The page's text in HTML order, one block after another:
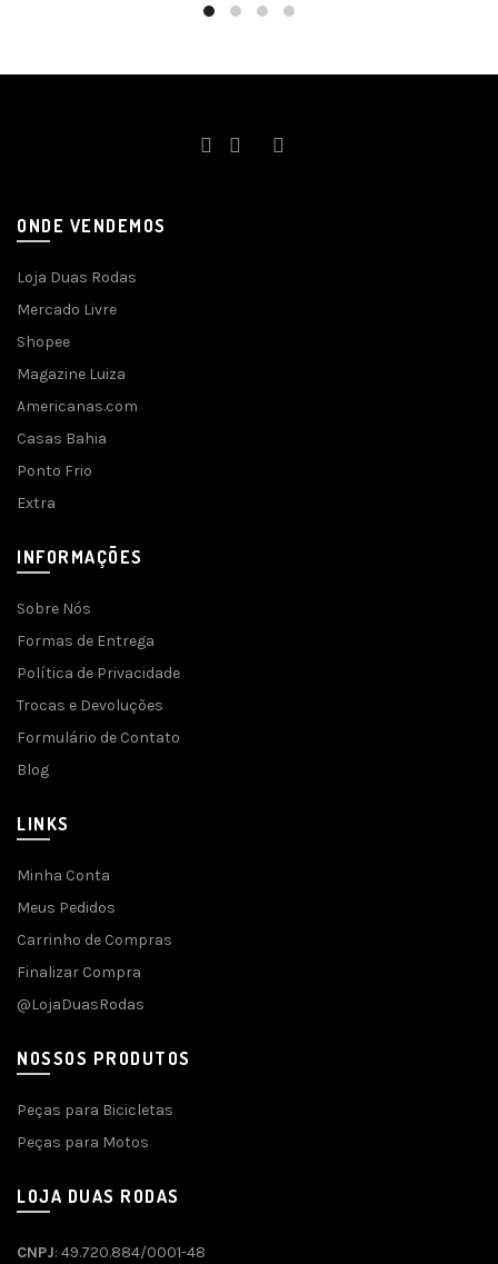
ONDE VENDEMOS
Loja Duas Rodas
Mercado Livre
Shopee
Magazine Luiza
Americanas.com
Casas Bahia
Ponto Frio
Extra
INFORMAÇÕES
Sobre Nós
Formas de Entrega
Política de Privacidade
Trocas e Devoluções
Formulário de Contato
Blog
LINKS
Minha Conta
Meus Pedidos
Carrinho de Compras
Finalizar Compra
@LojaDuasRodas
NOSSOS PRODUTOS
Peças para Bicicletas
Peças para Motos
LOJA DUAS RODAS
CNPJ: 49.720.884/0001-48